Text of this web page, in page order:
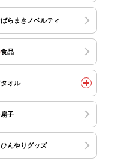
ばらまきノベルティ
食品
タオル
扇子
ひんやりグッズ